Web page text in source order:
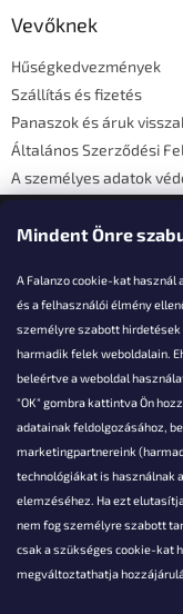
Mindent Önre
A Falanzo cookie-kat
és a felhasználói élmény
személyre szabott
harmadik felek weboldalain.
beleértve a weboldal
"OK" gombra kattintva Ön
adatainak feldolgozásához,
marketingpartnereink
technológiákat is használnak
elemzéséhez. Ha ezt
nem fog személyre szabott
csak a szükséges cookie-kat
megváltoztathatja
Vevőknek
Hűségkedvezmények
Szállítás és fizetés
Panaszok és áruk
Általános Szerződési
A személyes adatok
Elérhetőségi adatok
Akarsz kérdezni
info@falanzo.hu